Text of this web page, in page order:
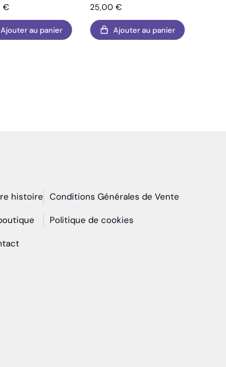
€
Ajouter au panier
25,00€
Ajouter au panier
histoire Conditions Générales de Vente
Politique de cookies